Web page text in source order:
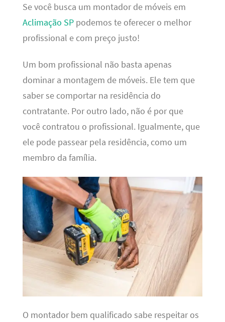
Se você busca um montador de móveis em
Aclimação SPpodemos te oferecer o melhor
profissional e com preço justo!
Um bom profissional não basta apenas
dominar a montagem de móveis. Ele tem que
saber se comportar na residência do
contratante. Por outro lado, não é por que
você contratou o profissional. Igualmente, que
ele pode passear pela residência, como um
membro da família.
O montador bem qualificado sabe respeitar os